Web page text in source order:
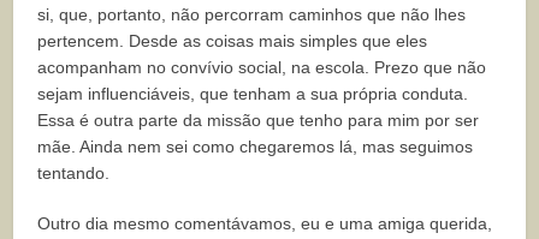
si, que, portanto, não percorram caminhos que não lhes
pertencem. Desde as coisas mais simples que eles
acompanham no convívio social, na escola. Prezo que não
sejam influenciáveis, que tenham a sua própria conduta.
Essa é outra parte da missão que tenho para mim por ser
mãe. Ainda nem sei como chegaremos lá, mas seguimos
tentando.
Outro dia mesmo comentávamos, eu e uma amiga querida,